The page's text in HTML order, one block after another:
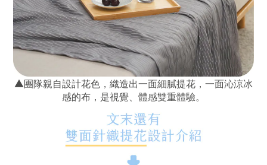
▲團隊親自設計花色，織造出一面細膩提花，一面沁涼冰
感的布，是視覺、體感雙重體驗。